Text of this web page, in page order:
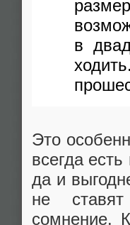
в
Это
всегда
да и
не
сомнение.